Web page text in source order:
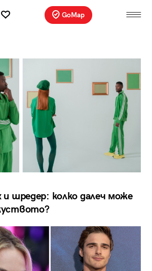
GoMap
и шредер: колко далеч може